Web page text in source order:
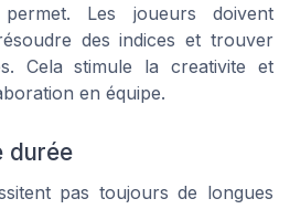
Les joueurs doivent
des indices et trouver
Cela stimule la creativite et
en équipe.
durée
pas toujours de longues